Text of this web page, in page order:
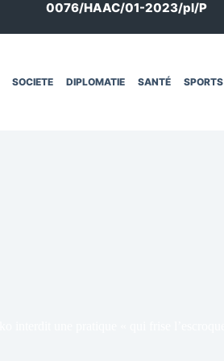
0076/HAAC/01-2023/pl/P
SOCIETE DIPLOMATIE SANTÉ SPORTS